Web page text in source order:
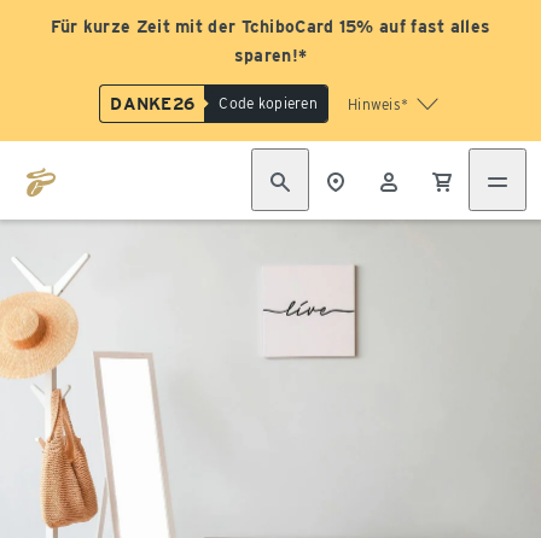
Für kurze Zeit mit der TchiboCard 15% auf fast alles
sparen!*
DANKE26 Code kopieren Hinweis*